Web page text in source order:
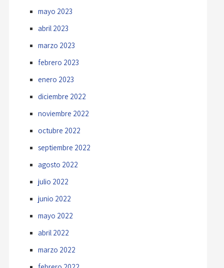
mayo 2023
abril 2023
marzo 2023
febrero 2023
enero 2023
diciembre 2022
noviembre 2022
octubre 2022
septiembre 2022
agosto 2022
julio 2022
junio 2022
mayo 2022
abril 2022
marzo 2022